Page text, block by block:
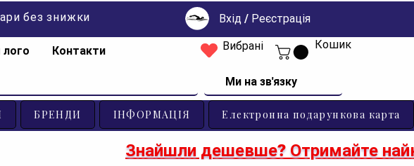
без знижки Вхід / Реєстрація
Контакти Вибрані Кошик
Ми на зв'язку
БРЕНДИ ІНФОРМАЦІЯ Електронна подарункова карта
Знайшли дешевше? Отримайте